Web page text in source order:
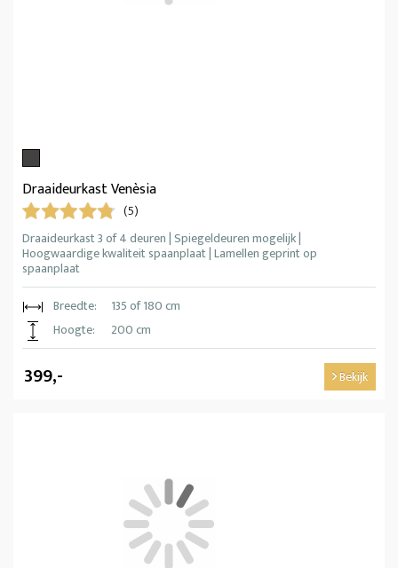
Draaideurkast Venèsia
(5)
Draaideurkast 3 of 4 deuren | Spiegeldeuren mogelijk |
Hoogwaardige kwaliteit spaanplaat | Lamellen geprint op
spaanplaat
Breedte:
135 of 180 cm
Hoogte:
200 cm
399,- Bekijk